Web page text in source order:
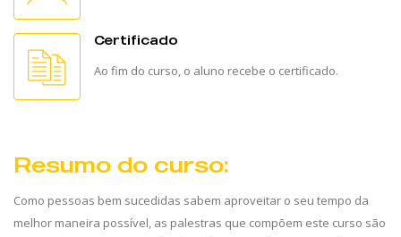
Certificado
Ao fim do curso, o aluno recebe o certificado.
Resumo do curso:
Como pessoas bem sucedidas sabem aproveitar o seu tempo da
melhor maneira possível, as palestras que compõem este curso são